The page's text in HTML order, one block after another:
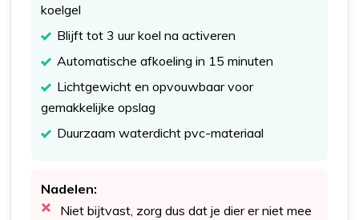
koelgel
Blijft tot 3 uur koel na activeren
Automatische afkoeling in 15 minuten
Lichtgewicht en opvouwbaar voor
gemakkelijke opslag
Duurzaam waterdicht pvc-materiaal
Nadelen:
Niet bijtvast, zorg dus dat je dier er niet mee